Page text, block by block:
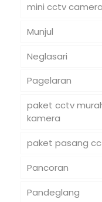
mini cctv camera
Munjul
Neglasari
Pagelaran
paket cctv
kamera
paket pasang
Pancoran
Pandeglang